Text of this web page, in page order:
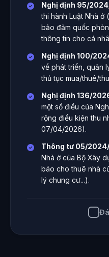
Nghị định 95/
thi hành Luật Nhà
bảo đảm quốc
thông tin cho cá
Nghị định 100/
về phát triển, quản
thủ tục mua/thuê/
Nghị định 136/
một số điều của
rộng điều kiện thu
07/04/2026).
Thông tư 05/
Nhà ở của Bộ Xây
báo cho thuê nhà
lý chung cư...).